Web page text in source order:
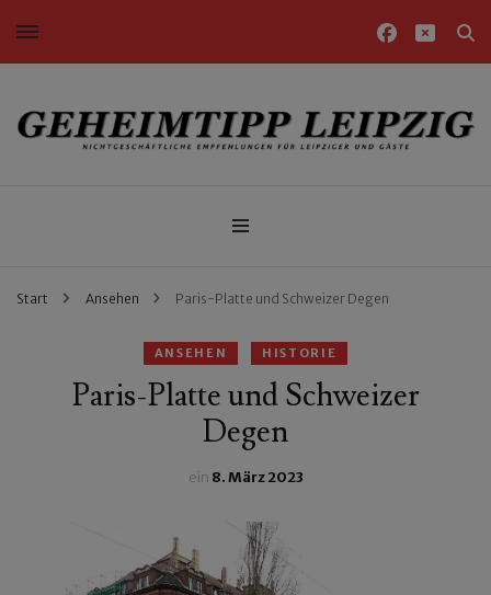
Nichtgeschäftliche Empfehlungen für Leipziger und Gäste
Start Ansehen Paris-Platte und Schweizer Degen
ANSEHEN HISTORIE
Paris-Platte und Schweizer
Degen
ein 8. März 2023